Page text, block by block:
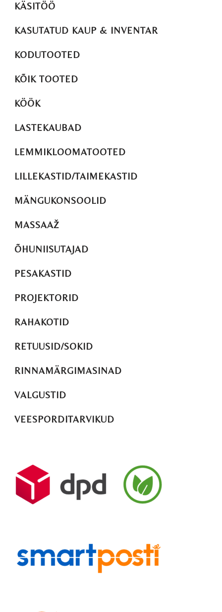
KÄSITÖÖ
KASUTATUD KAUP & INVENTAR
KODUTOOTED
KÕIK TOOTED
KÖÖK
LASTEKAUBAD
LEMMIKLOOMATOOTED
LILLEKASTID/TAIMEKASTID
MÄNGUKONSOOLID
MASSAAŽ
ÕHUNIISUTAJAD
PESAKASTID
PROJEKTORID
RAHAKOTID
RETUUSID/SOKID
RINNAMÄRGIMASINAD
VALGUSTID
VEESPORDITARVIKUD